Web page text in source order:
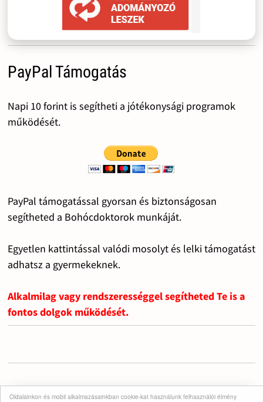
Oldalainkon és mobil alkalmazásainkban cookie-kat használunk felhasználói élmény
PayPal Támogatás
Napi 10 forint is segítheti a jótékonysági programok
működését.
PayPal támogatással gyorsan és biztonságosan
segítheted a Bohócdoktorok munkáját.
Egyetlen kattintással valódi mosolyt és lelki támogatást
adhatsz a gyermekeknek.
Alkalmilag vagy rendszerességgel segítheted Te is a
fontos dolgok működését.